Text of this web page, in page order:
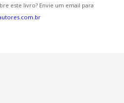
este livro? Envie um email para